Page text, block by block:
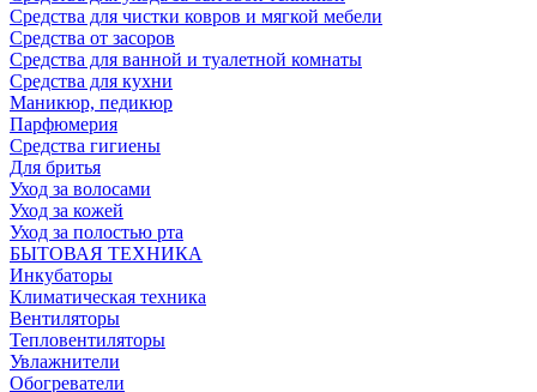
Средства для чистки ковров и мягкой мебели
Средства от засоров
Средства для ванной и туалетной комнаты
Средства для кухни
Маникюр, педикюр
Парфюмерия
Средства гигиены
Для бритья
Уход за волосами
Уход за кожей
Уход за полостью рта
БЫТОВАЯ ТЕХНИКА
Инкубаторы
Климатическая техника
Вентиляторы
Тепловентиляторы
Увлажнители
Обогреватели